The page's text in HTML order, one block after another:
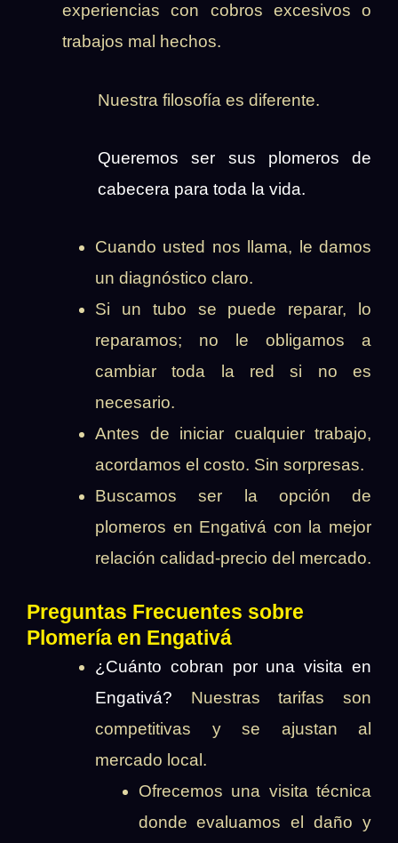
experiencias con cobros excesivos o
trabajos mal hechos.
Nuestra filosofía es diferente.
Queremos ser sus plomeros de
cabecera para toda la vida.
Cuando usted nos llama, le damos
un diagnóstico claro.
Si un tubo se puede reparar, lo
reparamos; no le obligamos a
cambiar toda la red si no es
necesario.
Antes de iniciar cualquier trabajo,
acordamos el costo. Sin sorpresas.
Buscamos ser la opción de
plomeros en Engativá con la mejor
relación calidad-precio del mercado.
Preguntas Frecuentes sobre
Plomería en Engativá
¿Cuánto cobran por una visita en
Engativá? Nuestras tarifas son
competitivas y se ajustan al
mercado local.
Ofrecemos una visita técnica
donde evaluamos el daño y